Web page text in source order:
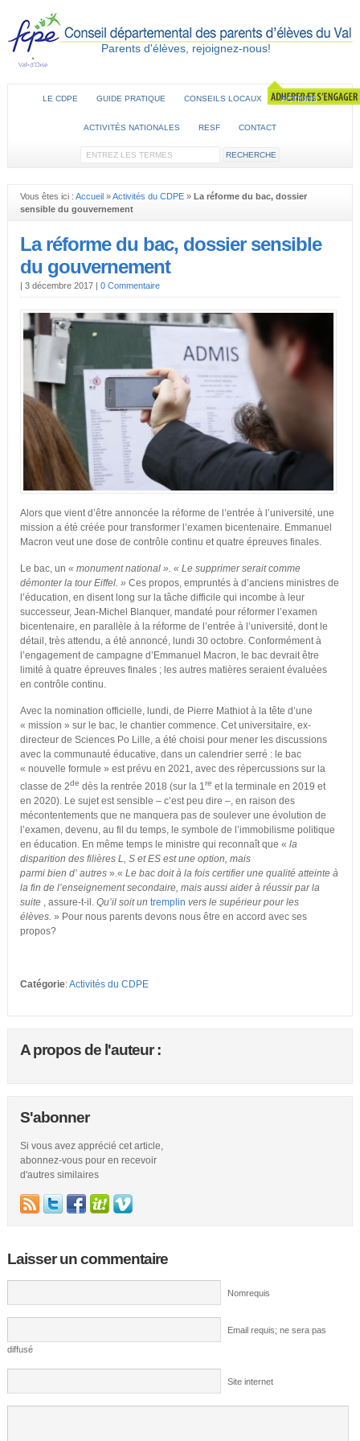
Parents d'élèves, rejoignez-nous!
LE CDPE GUIDE PRATIQUE CONSEILS LOCAUX ACTIONS
ACTIVITÉS NATIONALES RESF CONTACT
Vous êtes ici : Accueil»Activités du CDPE» La réforme du bac, dossier
sensible du gouvernement
La réforme du bac, dossier sensible
du gouvernement
| 3 décembre 2017 | 0 Commentaire
Alors que vient d’être annoncée la réforme de l’entrée à l’université, une
mission a été créée pour transformer l’examen bicentenaire. Emmanuel
Macron veut une dose de contrôle continu et quatre épreuves finales.
Le bac, un « monument national ». « Le supprimer serait comme
démonter la tour Eiffel. » Ces propos, empruntés à d’anciens ministres de
l’éducation, en disent long sur la tâche difficile qui incombe à leur
successeur, Jean-Michel Blanquer, mandaté pour réformer l’examen
bicentenaire, en parallèle à la réforme de l’entrée à l’université, dont le
détail, très attendu, a été annoncé, lundi 30 octobre. Conformément à
l’engagement de campagne d’Emmanuel Macron, le bac devrait être
limité à quatre épreuves finales ; les autres matières seraient évaluées
en contrôle continu.
Avec la nomination officielle, lundi, de Pierre Mathiot à la tête d’une
« mission » sur le bac, le chantier commence. Cet universitaire, ex-
directeur de Sciences Po Lille, a été choisi pour mener les discussions
avec la communauté éducative, dans un calendrier serré : le bac
« nouvelle formule » est prévu en 2021, avec des répercussions sur la
classe de 2de dès la rentrée 2018 (sur la 1 re et la terminale en 2019 et
en 2020). Le sujet est sensible – c’est peu dire –, en raison des
mécontentements que ne manquera pas de soulever une évolution de
l’examen, devenu, au fil du temps, le symbole de l’immobilisme politique
en éducation. En même temps le ministre qui reconnaît que « la
disparition des filières L, S et ES est une option, mais
parmi bien d’ autres ».« Le bac doit à la fois certifier une qualité atteinte à
la fin de l’enseignement secondaire, mais aussi aider à réussir par la
suite
, assure-t-il. Qu’il soit un tremplin vers le supérieur pour les
élèves. » Pour nous parents devons nous être en accord avec ses
propos?
Catégorie:Activités du CDPE
A propos de l'auteur :
S'abonner
Si vous avez apprécié cet article,
abonnez-vous pour en recevoir
d'autres similaires
Laisser un commentaire
Nomrequis
Email requis; ne sera pas
diffusé
Site internet